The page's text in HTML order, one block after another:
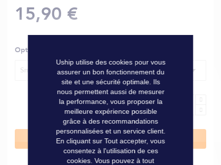
15,90 €
Options
Smartphone, dim. 130 x 75 x 21 mm
Ajouter au panier
Uship utilise des cookies pour vous
assurer un bon fonctionnement du
site et une sécurité optimale. Ils
nous permettent aussi de mesurer
la performance, vous proposer la
meilleure expérience possible
grâce à des recommandations
personnalisées et un service client.
En cliquant sur Tout accepter, vous
consentez à l'utilisation de ces
cookies. Vous pouvez à tout